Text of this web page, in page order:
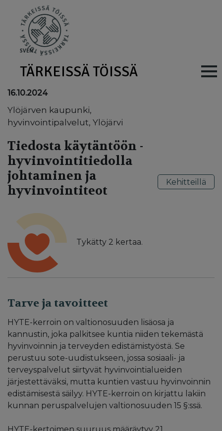
SVEN
TÄRKEISSÄ TÖISSÄ Main
16.10.2024
Ylöjärven kaupunki,
hyvinvointipalvelut, Ylöjärvi
Tiedosta käytäntöön -
hyvinvointitiedolla
johtaminen ja
hyvinvointiteot
Tykätty 2 kertaa.
Kehitteillä
Tarve ja tavoitteet
HYTE-kerroin on valtionosuuden lisäosa ja
kannustin, joka palkitsee kuntia niiden tekemästä
hyvinvoinnin ja terveyden edistämistyöstä. Se
perustuu sote-uudistukseen, jossa sosiaali- ja
terveyspalvelut siirtyvät hyvinvointialueiden
järjestettäväksi, mutta kuntien vastuu hyvinvoinnin
edistämisestä säilyy. HYTE-kerroin on kirjattu lakiin
kunnan peruspalvelujen valtionosuuden 15 §:ssä.
HYTE-kertoimen suuruus määräytyy 21